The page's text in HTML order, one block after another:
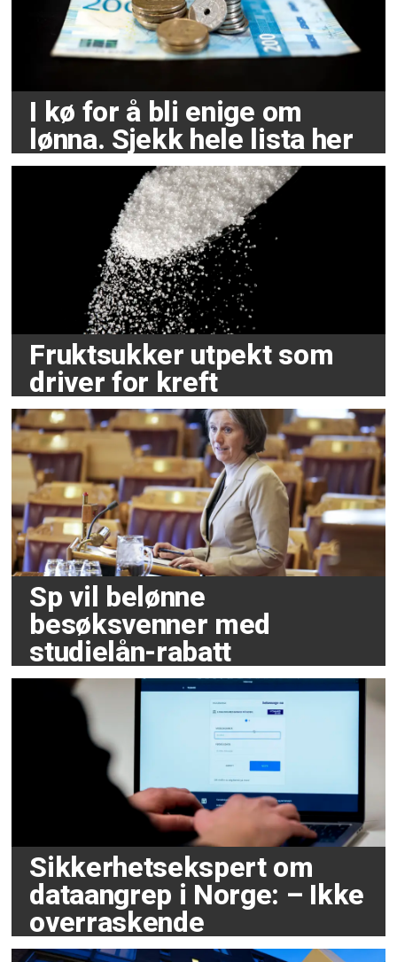
I kø for å bli enige om
lønna. Sjekk hele lista her
Fruktsukker utpekt som
driver for kreft
Sp vil belønne
besøksvenner med
studielån-rabatt
Sikkerhetsekspert om
dataangrep i Norge: – Ikke
overraskende